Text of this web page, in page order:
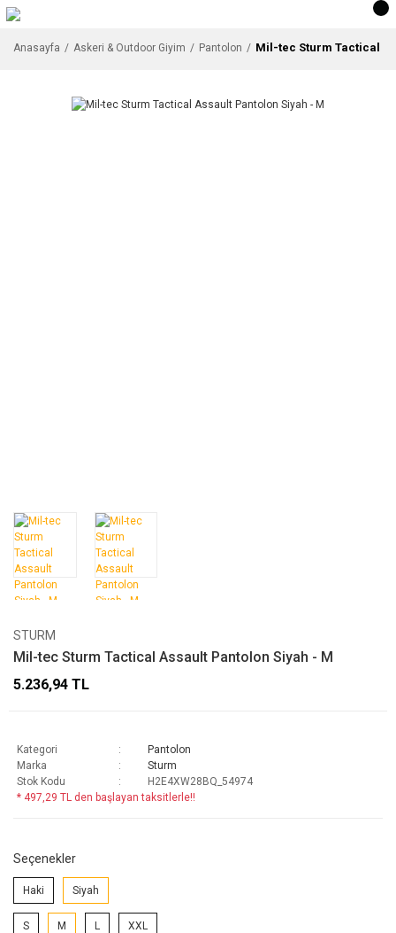
Anasayfa Askeri & Outdoor Giyim Pantolon Mil-tec Sturm Tactical
STURM
Mil-tec Sturm Tactical Assault Pantolon Siyah - M
5.236,94 TL
Kategori
Pantolon
Marka
Sturm
Stok Kodu
H2E4XW28BQ_54974
* 497,29 TL den başlayan taksitlerle!!
Seçenekler
Haki Siyah
S M L XXL